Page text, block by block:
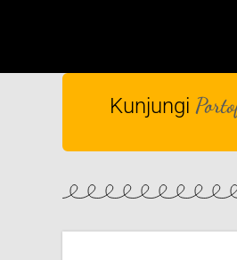
Kunjungi